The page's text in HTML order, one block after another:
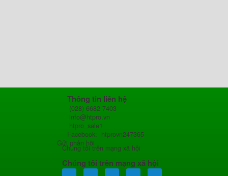
Thông tin liên hệ
(028) 6682 7403
info@htpro.vn
htpro_sale1
Facebook: htprovn247365
Gửi phản hồi
Chúng tôi trên mạng xã hội
Chúng tôi trên mạng xã hội